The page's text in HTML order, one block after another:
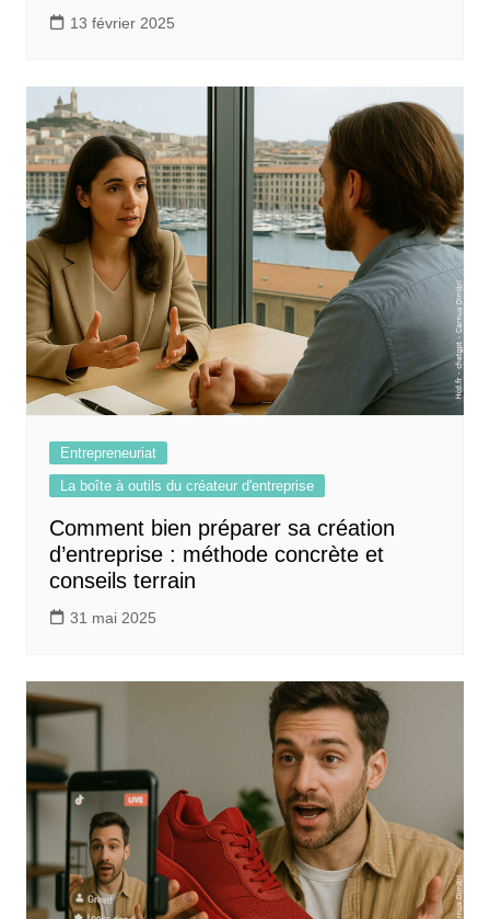
13 février 2025
Entrepreneuriat
La boîte à outils du créateur d'entreprise
Comment bien préparer sa création
d’entreprise : méthode concrète et
conseils terrain
31 mai 2025